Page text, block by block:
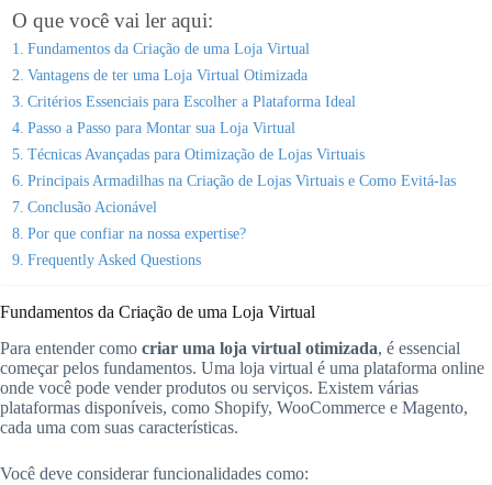
O que você vai ler aqui:
Fundamentos da Criação de uma Loja Virtual
Vantagens de ter uma Loja Virtual Otimizada
Critérios Essenciais para Escolher a Plataforma Ideal
Passo a Passo para Montar sua Loja Virtual
Técnicas Avançadas para Otimização de Lojas Virtuais
Principais Armadilhas na Criação de Lojas Virtuais e Como Evitá-las
Conclusão Acionável
Por que confiar na nossa expertise?
Frequently Asked Questions
Fundamentos da Criação de uma Loja Virtual
Para entender como criar uma loja virtual otimizada, é essencial
começar pelos fundamentos. Uma loja virtual é uma plataforma online
onde você pode vender produtos ou serviços. Existem várias
plataformas disponíveis, como Shopify, WooCommerce e Magento,
cada uma com suas características.
Você deve considerar funcionalidades como: